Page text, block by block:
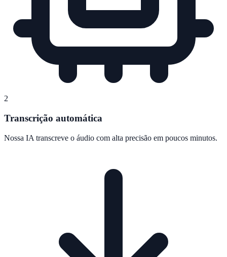
2
Transcrição automática
Nossa IA transcreve o áudio com alta precisão em poucos minutos.